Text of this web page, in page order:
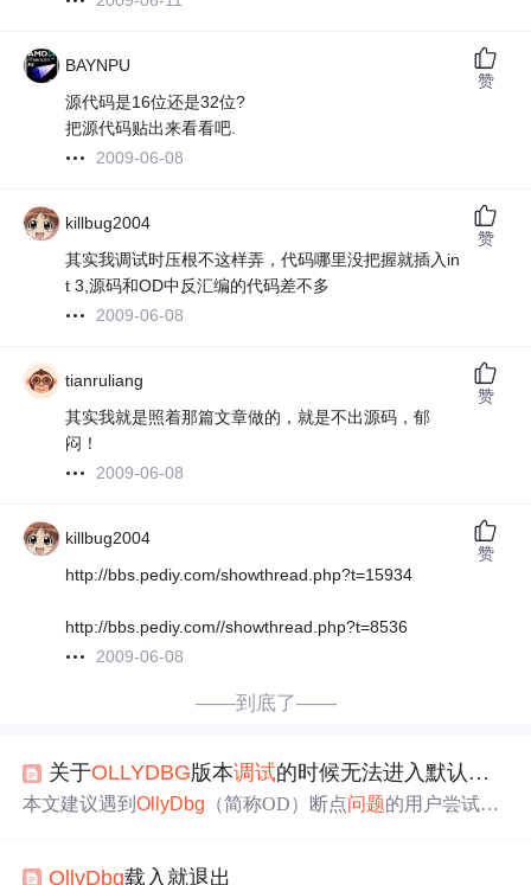
BAYNPU
源代码是16位还是32位?
把源代码贴出来看看吧.
2009-06-08
赞
killbug2004
其实我调试时压根不这样弄，代码哪里没把握就插入in
t 3,源码和OD中反汇编的代码差不多
2009-06-08
赞
tianruliang
其实我就是照着那篇文章做的，就是不出源码，郁
闷！
2009-06-08
赞
killbug2004
http://bbs.pediy.com/showthread.php?t=15934
http://bbs.pediy.com//showthread.php?t=8536
2009-06-08
赞
——到底了——
关于OLLYDBG版本调试的时候无法进入默认入口点的
本文建议遇到OllyDbg （简称OD）断点问题的用户尝试使
OllyDbg载入就退出